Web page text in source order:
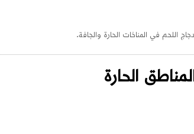
اللحم في المناخات الحارة والجافة.
الحارة